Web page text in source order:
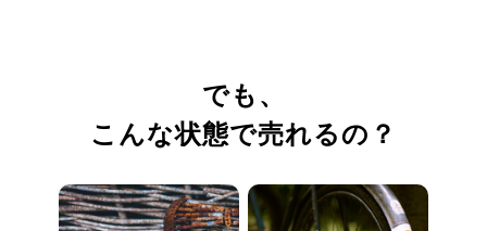
でも、
こんな状態で売れるの？